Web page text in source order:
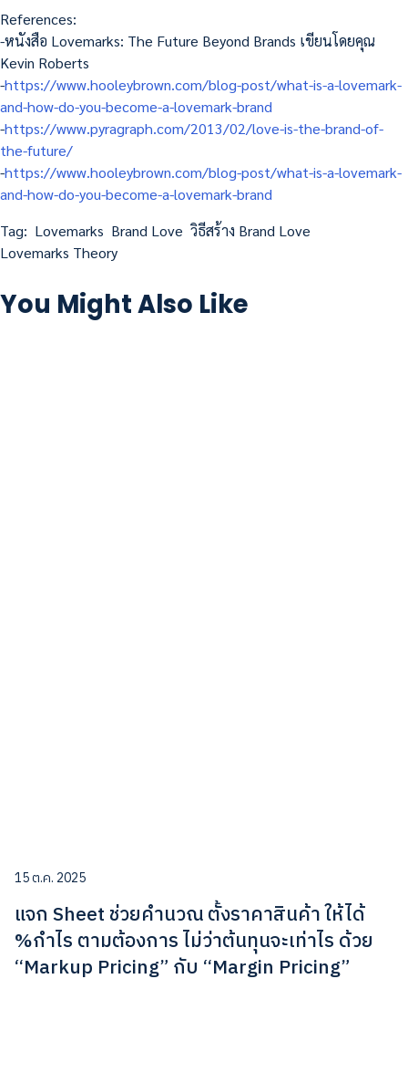
References:
-หนังสือ Lovemarks: The Future Beyond Brands เขียนโดยคุณ
Kevin Roberts
-https://www.hooleybrown.com/blog-post/what-is-a-lovemark-
and-how-do-you-become-a-lovemark-brand
-https://www.pyragraph.com/2013/02/love-is-the-brand-of-
the-future/
-https://www.hooleybrown.com/blog-post/what-is-a-lovemark-
and-how-do-you-become-a-lovemark-brand
Tag: Lovemarks Brand Love วิธีสร้าง Brand Love
Lovemarks Theory
You Might Also Like
15 ต.ค. 2025
แจก Sheet ช่วยคำนวณ ตั้งราคาสินค้า ให้ได้
%กำไร ตามต้องการ ไม่ว่าต้นทุนจะเท่าไร ด้วย
“Markup Pricing” กับ “Margin Pricing”